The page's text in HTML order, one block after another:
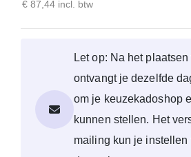
€ 87,44 incl. btw
Let op: Na het
ontvangt je dezelfde
om je keuzekadoshop
kunnen stellen. Het
mailing kun je instellen